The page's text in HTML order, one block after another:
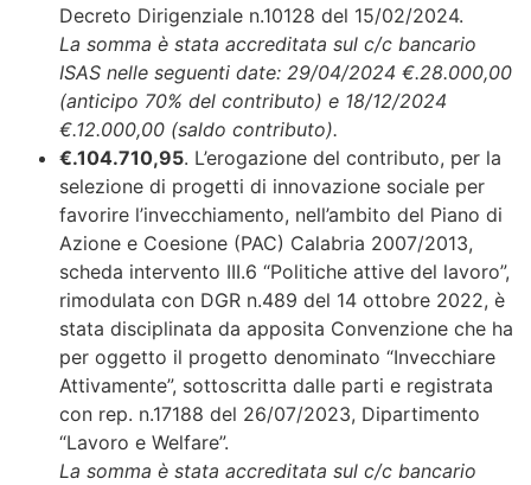
Decreto Dirigenziale n.10128 del 15/02/2024.
La somma è stata accreditata sul c/c bancario
ISAS nelle seguenti date: 29/04/2024 €.28.000,00
(anticipo 70% del contributo) e 18/12/2024
€.12.000,00 (saldo contributo).
€.104.710,95. L’erogazione del contributo, per la
selezione di progetti di innovazione sociale per
favorire l’invecchiamento, nell’ambito del Piano di
Azione e Coesione (PAC) Calabria 2007/2013,
scheda intervento III.6 “Politiche attive del lavoro”,
rimodulata con DGR n.489 del 14 ottobre 2022, è
stata disciplinata da apposita Convenzione che ha
per oggetto il progetto denominato “Invecchiare
Attivamente”, sottoscritta dalle parti e registrata
con rep. n.17188 del 26/07/2023, Dipartimento
“Lavoro e Welfare”.
La somma è stata accreditata sul c/c bancario